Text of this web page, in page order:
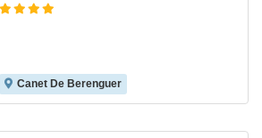
Canet De Berenguer